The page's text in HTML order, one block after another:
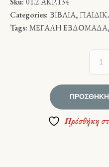
Categories: ΒΙΒΛΙΑ,
Tags: ΜΕΓΑΛΗ ΕΒΔΟΜΑΔΑ,
Πρόσθήκη